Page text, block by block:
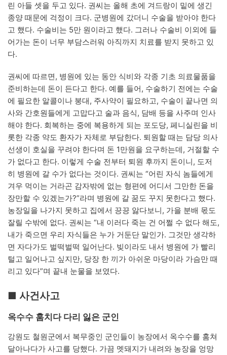
린 아들 셋을 두고 있다. 권씨는 올해 초에 겨드랑이 밑에 생긴
종양 때문에 걱정이 크다. 군병원에 갔더니 수술을 받아야 한다
고 했다. 수술비는 5만 원이라고 했다. 그러나 수술비 이외에 들
어가는 돈이 너무 부담스러워 아직까지 치료를 받지 못하고 있
다.
권씨에 따르면, 병원에 있는 동안 식비와 각종 기초 의료물품을
준비하는데 돈이 든다고 한다. 예를 들어, 수술하기 전에는 수술
에 필요한 알콜이나 붕대, 주사약이 필요하고, 수술이 끝나면 의
사와 간호원들에게 고맙다고 술과 음식, 담배 등을 사주며 인사
해야 한다. 회복하는 중에 복용하게 되는 포도당, 페니실린을 비
롯한 각종 약도 환자가 자체로 부담한다. 퇴원할 때는 담당 의사
선생이 호실을 꾸려야 한다며 돈 1만원을 요구하는데, 거절할 수
가 없다고 한다. 이렇게 수술 전부터 퇴원 후까지 돈이니, 도저
히 병원에 갈 수가 없다는 것이다. 권씨는 “어린 자식 놈들에게
겨우 먹이는 거라곤 감자밖에 없는 형편에 어디서 그만한 돈을
장만할 수 있겠는가?”라며 병원에 갈 꿈도 꾸지 못한다고 했다.
농장일을 나가지 못하고 집에서 끙끙 앓다보니, 가을 분배 몫도
잘릴 수밖에 없다. 권씨는 “내 이러다 죽는 건 어쩔 수 없다 해도,
내가 죽으면 우리 자식들은 누가 거둔단 말인가. 그것만 생각하
면 자다가도 벌떡벌떡 일어난다. 빚이라도 내서 병원에 가 빨리
털고 일어나고 싶지만, 당장 한 끼가 아쉬운 마당이라 가슴만 때
리고 있다”며 끝내 눈물을 보였다.
■ 사건사고
옥수수 훔치다 다리 잃은 군인
강원도 철원군에서 복무중인 군인들이 농장에서 옥수수를 훔쳐
달아나다가 사고를 당했다. 가끔 멧돼지가 내려와 농장을 엉망